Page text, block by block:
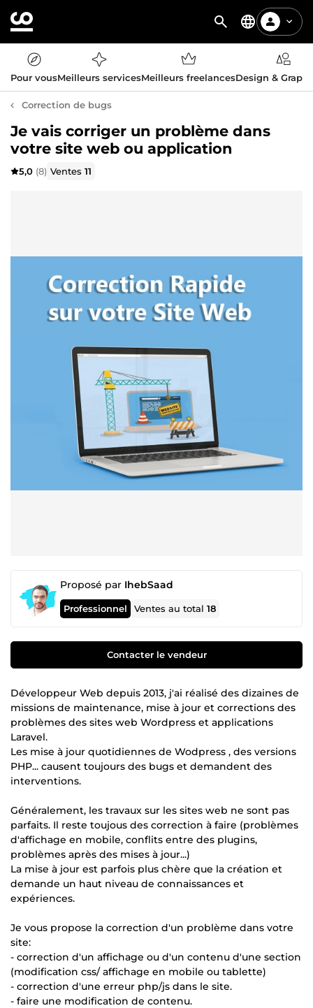
Pour vousMeilleurs servicesMeilleurs freelancesDesign &
Correction de bugs
Je vais corriger un problème dans
votre site web ou application
5,0 (8) Ventes11
Proposé par IhebSaad
Professionnel Ventes au total18
Contacter le vendeur
Développeur Web depuis 2013, j'ai réalisé des dizaines de
missions de maintenance, mise à jour et corrections des
problèmes des sites web Wordpress et applications
Laravel.
Les mise à jour quotidiennes de Wodpress , des versions
PHP... causent toujours des bugs et demandent des
interventions.
Généralement, les travaux sur les sites web ne sont pas
parfaits. Il reste toujous des correction à faire (problèmes
d'affichage en mobile, conflits entre des plugins,
problèmes après des mises à jour...)
La mise à jour est parfois plus chère que la création et
demande un haut niveau de connaissances et
expériences.
Je vous propose la correction d'un problème dans votre
site:
- correction d'un affichage ou d'un contenu d'une section
(modification css/ affichage en mobile ou tablette)
- correction d'une erreur php/js dans le site.
- faire une modification de contenu.